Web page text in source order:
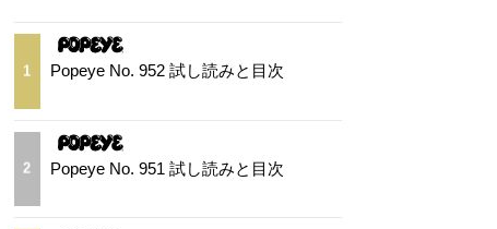
1 Popeye No. 952 試し読みと目次
2 Popeye No. 951 試し読みと目次